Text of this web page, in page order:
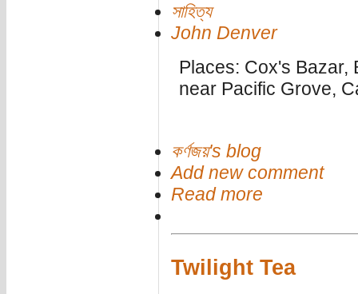
সাহিত্য
John Denver
Places: Cox's Bazar,
near Pacific Grove,
কর্ণজয়'s blog
Add new comment
Read more
Twilight Tea